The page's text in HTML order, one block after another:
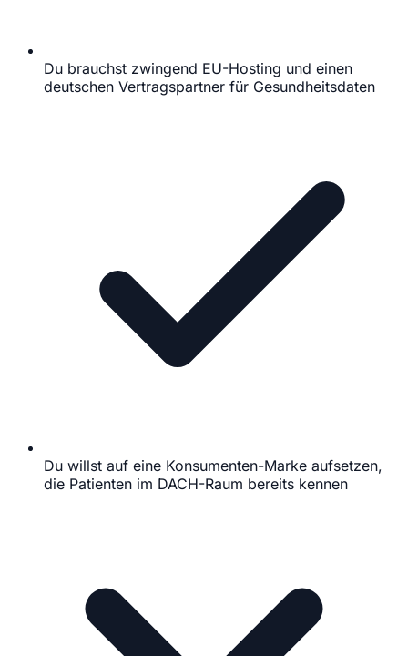
Du brauchst zwingend EU-Hosting und einen
deutschen Vertragspartner für Gesundheitsdaten
Du willst auf eine Konsumenten-Marke aufsetzen,
die Patienten im DACH-Raum bereits kennen